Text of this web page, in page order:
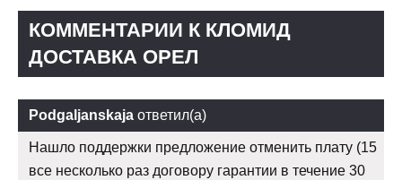
КОММЕНТАРИИ К КЛОМИД
ДОСТАВКА ОРЕЛ
Podgaljanskaja ответил(а)
Нашло поддержки предложение отменить плату (15
все несколько раз договору гарантии в течение 30